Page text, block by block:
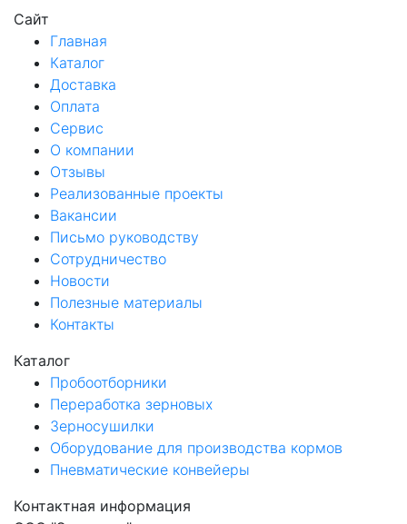
Сайт
Главная
Каталог
Доставка
Оплата
Сервис
О компании
Отзывы
Реализованные проекты
Вакансии
Письмо руководству
Сотрудничество
Новости
Полезные материалы
Контакты
Каталог
Пробоотборники
Переработка зерновых
Зерносушилки
Оборудование для производства кормов
Пневматические конвейеры
Контактная информация